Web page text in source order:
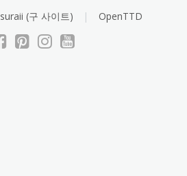
(구 사이트) OpenTTD